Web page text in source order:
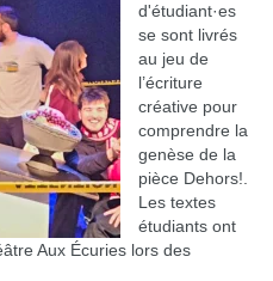
d'étudiant·es
se sont livrés
au jeu de
l’écriture
créative pour
comprendre la
genèse de la
pièce Dehors!.
Les textes
étudiants ont
Aux Écuries lors des